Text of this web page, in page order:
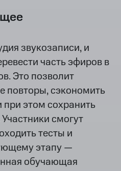
звукозаписи, и
часть эфиров в
Это позволит
повторы, сэкономить
этом сохранить
смогут
тесты и
этапу —
обучающая